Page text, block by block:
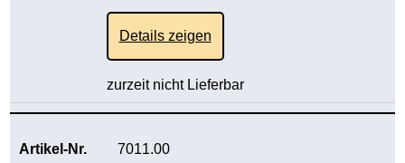
Details zeigen
zurzeit nicht Lieferbar
7011.00